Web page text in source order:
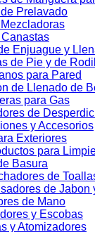
Prelavado
Enjuague y
de Pie y de
para Pared
de Llenado de
para Gas
de
y Accesorios
Exteriores
para
Basura
de
de Jabon
de Mano
y Escobas
y Atomizadores